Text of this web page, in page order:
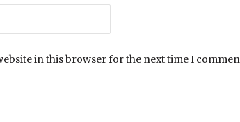
in this browser for the next time I